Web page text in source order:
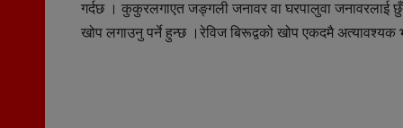
गर्दछ । कुकुरलगाएत जङ्गली जनावर वा घरपालुवा जनावरलाई
खोप लगाउनु पर्ने हुन्छ ।रेविज बिरूद्वको खोप एकदमै